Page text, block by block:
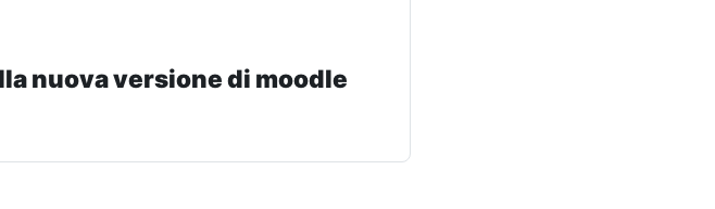
nuova versione di moodle